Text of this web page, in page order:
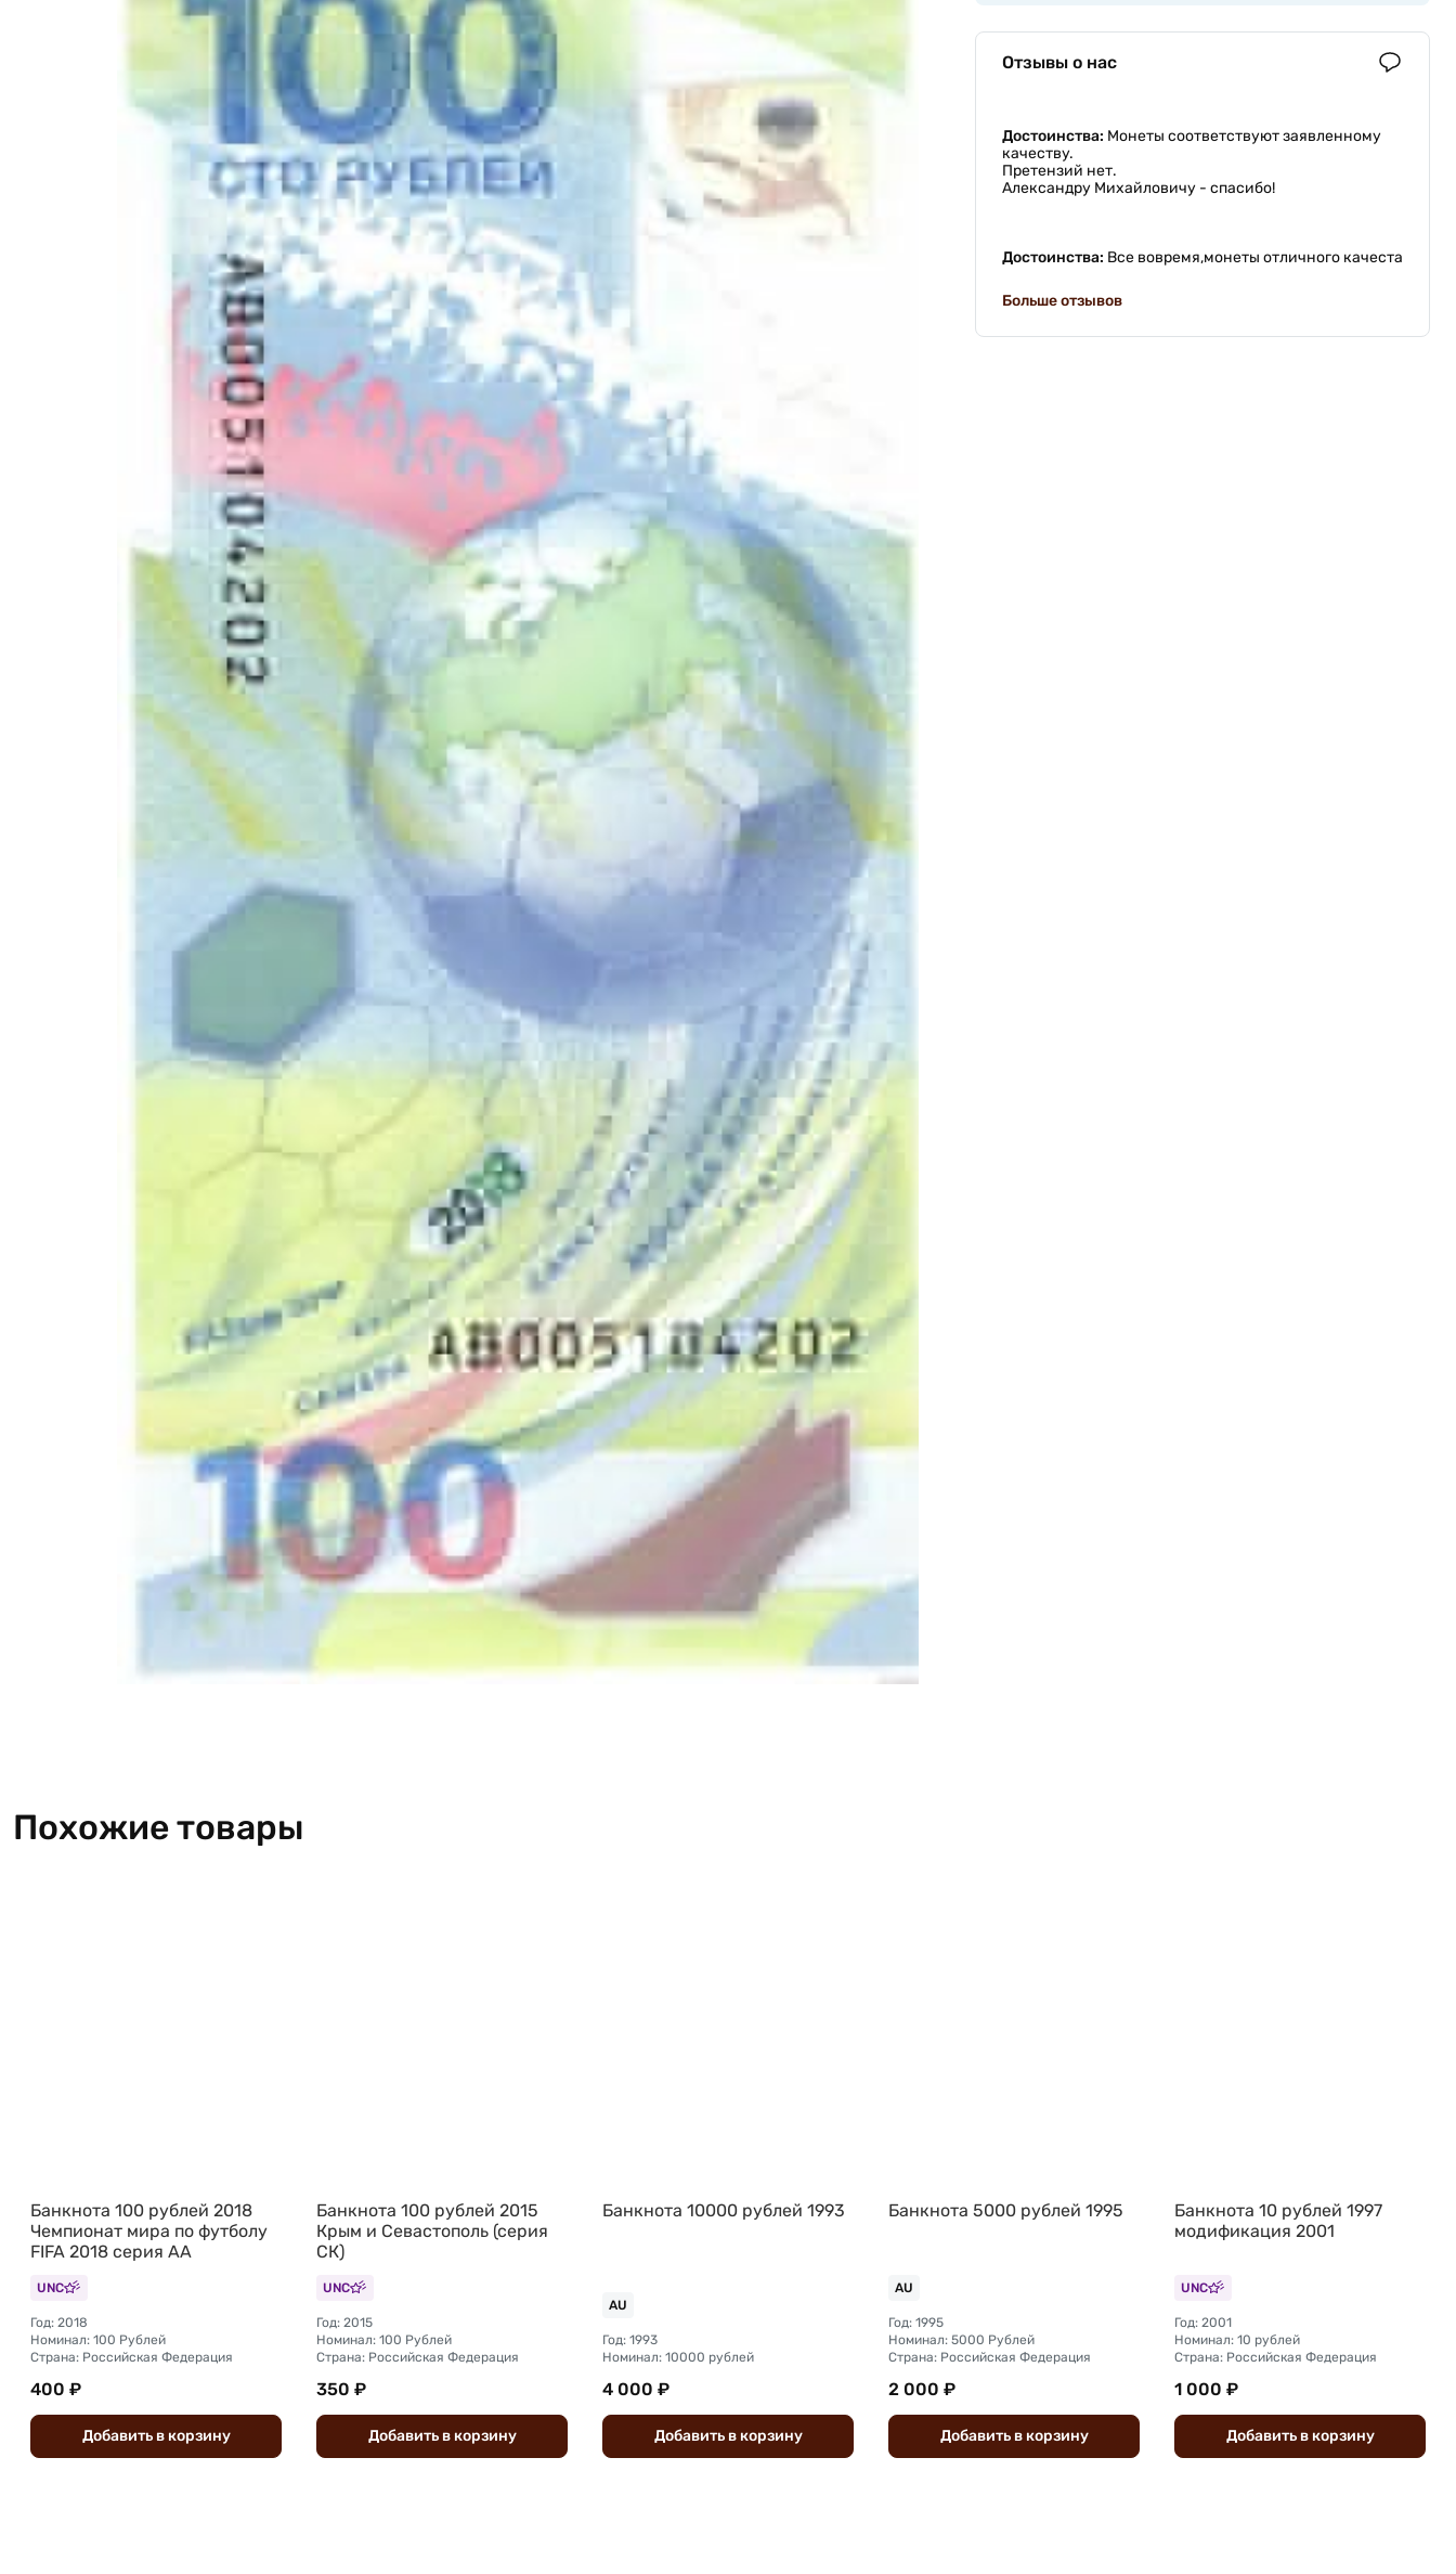
Отзывы о нас
Достоинства: Монеты соответствуют заявленному
качеству.
Претензий нет.
Александру Михайловичу - спасибо!
Достоинства: Все вовремя,монеты отличного качеста
Больше отзывов
Похожие товары
Банкнота 100 рублей 2018
Чемпионат мира по футболу
FIFA 2018 серия АА
UNC
Год: 2018
Номинал: 100 Рублей
Страна: Российская Федерация
400 ₽
Добавить вкорзину
Банкнота 100 рублей 2015
Крым и Севастополь (серия
СК)
UNC
Год: 2015
Номинал: 100 Рублей
Страна: Российская Федерация
350 ₽
Добавить вкорзину
Банкнота 10000 рублей 1993
AU
Год: 1993
Номинал: 10000 рублей
4 000 ₽
Добавить вкорзину
Банкнота 5000 рублей 1995
AU
Год: 1995
Номинал: 5000 Рублей
Страна: Российская Федерация
2 000 ₽
Добавить вкорзину
Банкнота 10 рублей 1997
модификация 2001
UNC
Год: 2001
Номинал: 10 рублей
Страна: Российская Федерация
1 000 ₽
Добавить вкорзину